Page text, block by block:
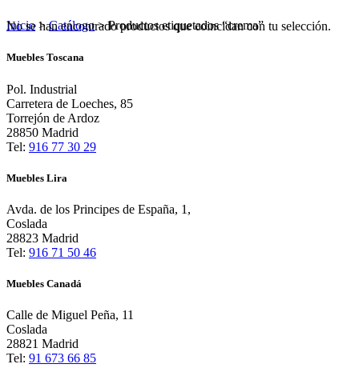
Inicio>Catálogo>Productos etiquetados “crema”
No se han encontrado productos que coincidan con tu selección.
Muebles Toscana
Pol. Industrial
Carretera de Loeches, 85
Torrejón de Ardoz
28850 Madrid
Tel: 916 77 30 29
Muebles Lira
Avda. de los Principes de España, 1,
Coslada
28823 Madrid
Tel: 916 71 50 46
Muebles Canadá
Calle de Miguel Peña, 11
Coslada
28821 Madrid
Tel: 91 673 66 85